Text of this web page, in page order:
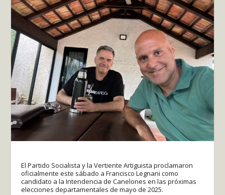
El Partido Socialista y la Vertiente Artiguista proclamaron
oficialmente este sábado a Francisco Legnani como
candidato a la Intendencia de Canelones en las próximas
elecciones departamentales de mayo de 2025.